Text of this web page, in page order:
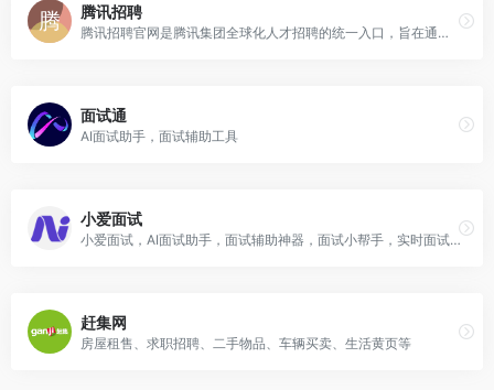
腾讯招聘
腾讯招聘官网是腾讯集团全球化人才招聘的统一入口，旨在通过专业化、系统化的招聘流程，为全球求职者展示腾讯的企业文化、业务布局以及最新的职位机会。
面试通
AI面试助手，面试辅助工具
小爱面试
小爱面试，AI面试助手，面试辅助神器，面试小帮手，实时面试答案提示，助您轻松拿到offer
赶集网
房屋租售、求职招聘、二手物品、车辆买卖、生活黄页等